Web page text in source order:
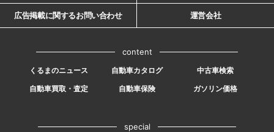
広告掲載に関するお問い合わせ 運営会社
content
くるまのニュース 自動車カタログ
中古車検索
自動車買取・査定
自動車保険 ガソリン価格
special